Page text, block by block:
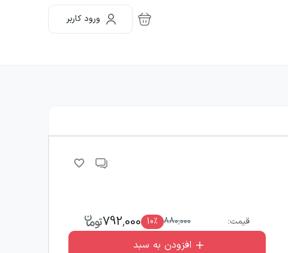
ورود کاربر
قیمت: 880,000
10٪ 792,000
افزودن به سبد